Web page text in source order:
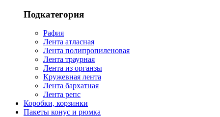
Подкатегория
Рафия
Лента атласная
Лента полипропиленовая
Лента траурная
Лента из органзы
Кружевная лента
Лента бархатная
Лента репс
Коробки, корзинки
Пакеты конус и рюмка